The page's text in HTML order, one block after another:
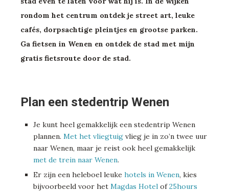
rondom het centrum ontdek je street art, leuke
cafés, dorpsachtige pleintjes en grootse parken.
Ga fietsen in Wenen en ontdek de stad met mijn
gratis fietsroute door de stad.
Plan een stedentrip Wenen
Je kunt heel gemakkelijk een stedentrip Wenen
plannen. Met het vliegtuig vlieg je in zo’n twee uur
naar Wenen, maar je reist ook heel gemakkelijk
met de trein naar Wenen.
Er zijn een heleboel leuke hotels in Wenen, kies
bijvoorbeeld voor het Magdas Hotel of25hours